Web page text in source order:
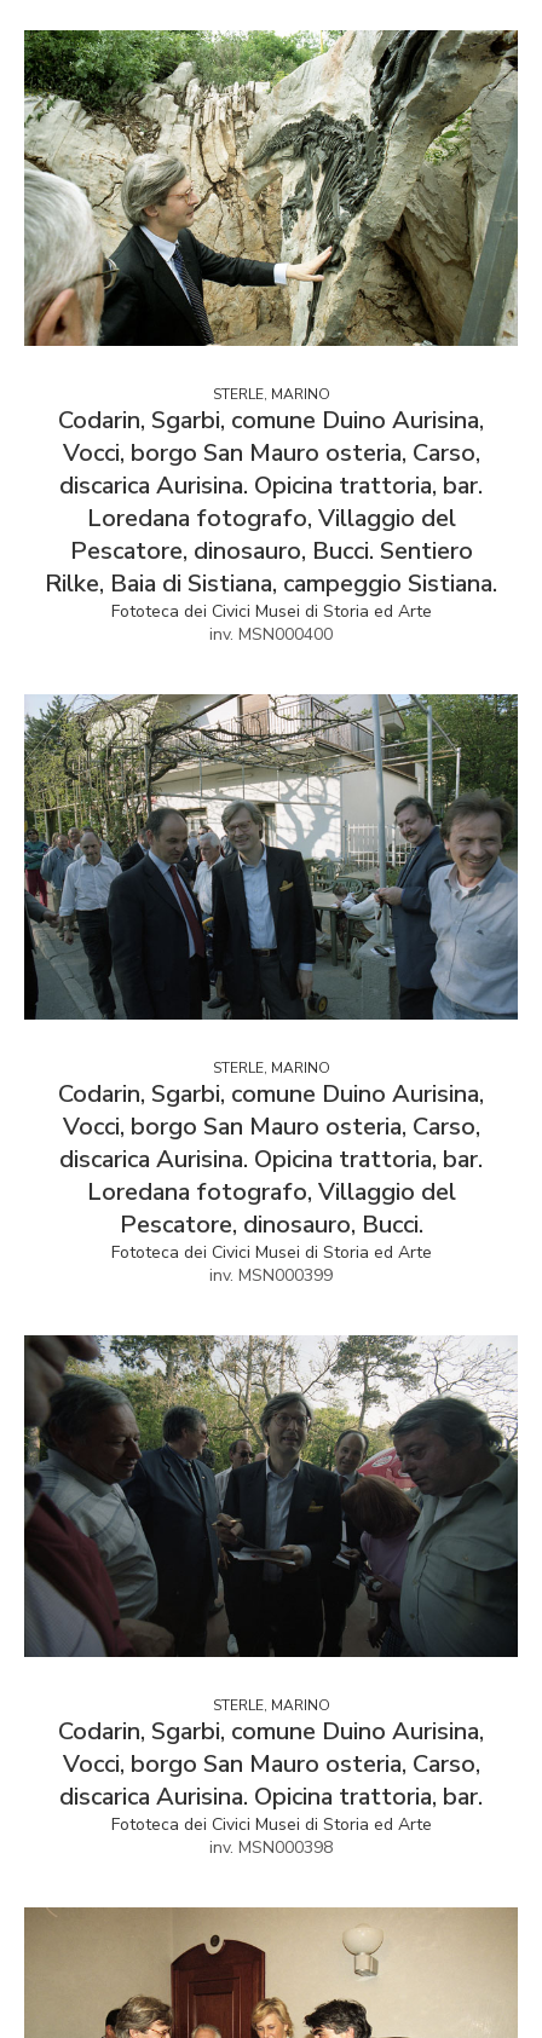
STERLE, MARINO
Codarin, Sgarbi, comune Duino Aurisina,
Vocci, borgo San Mauro osteria, Carso,
discarica Aurisina. Opicina trattoria, bar.
Loredana fotografo, Villaggio del
Pescatore, dinosauro, Bucci. Sentiero
Rilke, Baia di Sistiana, campeggio Sistiana.
Fototeca dei Civici Musei di Storia ed Arte
inv. MSN000400
STERLE, MARINO
Codarin, Sgarbi, comune Duino Aurisina,
Vocci, borgo San Mauro osteria, Carso,
discarica Aurisina. Opicina trattoria, bar.
Loredana fotografo, Villaggio del
Pescatore, dinosauro, Bucci.
Fototeca dei Civici Musei di Storia ed Arte
inv. MSN000399
STERLE, MARINO
Codarin, Sgarbi, comune Duino Aurisina,
Vocci, borgo San Mauro osteria, Carso,
discarica Aurisina. Opicina trattoria, bar.
Fototeca dei Civici Musei di Storia ed Arte
inv. MSN000398